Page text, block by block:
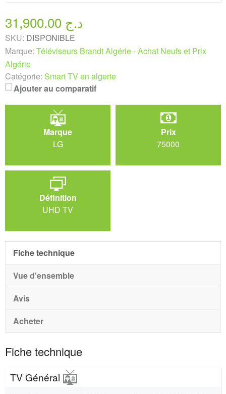
31,900.00 د.ج
SKU: DISPONIBLE
Marque: Téléviseurs Brandt Algérie - Achat Neufs et Prix
Algérie
Catégorie: Smart TV en algerie
Ajouter au comparatif
Marque
LG
Prix
75000
Définition
UHD TV
Fiche technique
Vue d'ensemble
Avis
Acheter
Fiche technique
TV Général